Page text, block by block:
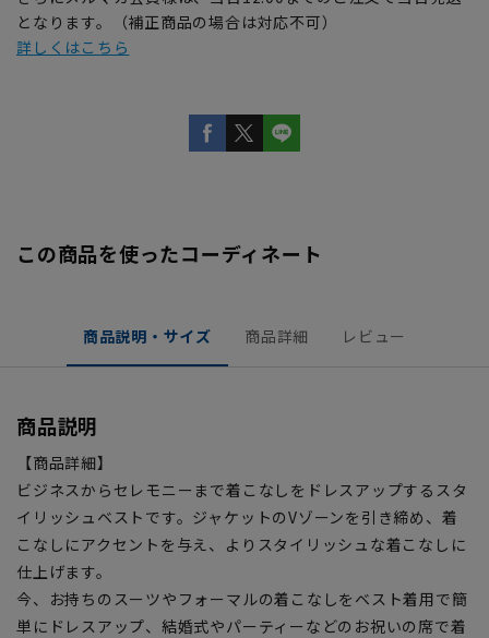
となります。（補正商品の場合は対応不可）
詳しくはこちら
この商品を使ったコーディネート
商品説明・サイズ 商品詳細 レビュー
商品説明
【商品詳細】
ビジネスからセレモニーまで着こなしをドレスアップするスタ
イリッシュベストです。ジャケットのVゾーンを引き締め、着
こなしにアクセントを与え、よりスタイリッシュな着こなしに
仕上げます。
今、お持ちのスーツやフォーマルの着こなしをベスト着用で簡
単にドレスアップ、結婚式やパーティーなどのお祝いの席で着